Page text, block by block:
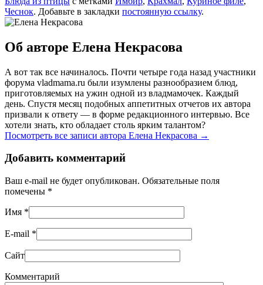
Чеснок. Добавьте в закладки постоянную ссылку.
Об авторе Елена Некрасова
А вот так все начиналось. Почти четыре года назад участники
форума vladmama.ru были изумлены разнообразием блюд,
приготовляемых на ужин одной из владмамочек. Каждый
день. Спустя месяц подобных аппетитных отчетов их автора
призвали к ответу — в форме редакционного интервью. Все
хотели знать, кто обладает столь ярким талантом?
Посмотреть все записи автора Елена Некрасова →
Добавить комментарий
Ваш e-mail не будет опубликован. Обязательные поля
помечены *
Имя *
E-mail *
Сайт
Комментарий